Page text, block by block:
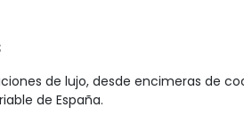
de lujo, desde encimeras de
de España.